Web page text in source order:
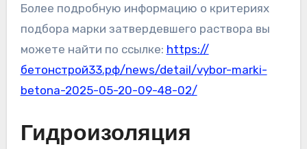
Более подробную информацию о критериях
подбора марки затвердевшего раствора вы
можете найти по ссылке: https://
бетонстрой33.рф/news/detail/vybor-marki-
betona-2025-05-20-09-48-02/
Гидроизоляция